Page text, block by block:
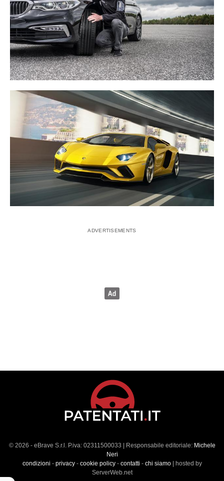
© 2026 - eBrave S.r.l. P.iva: 02311500033 | Responsabile editoriale: Michele
Neri
condizioni - privacy- cookie policy- contatti - chi siamo| hosted by
ServerWeb.net